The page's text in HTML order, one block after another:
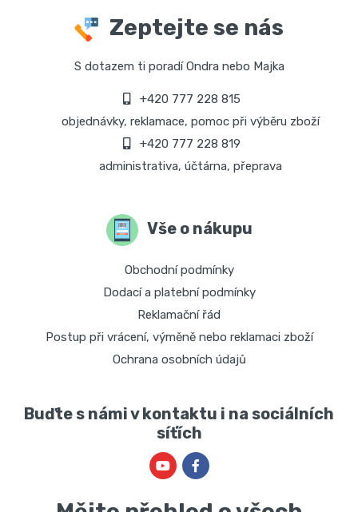
Zeptejte se nás
S dotazem ti poradí Ondra nebo Majka
+420 777 228 815
objednávky, reklamace, pomoc při výběru zboží
+420 777 228 819
administrativa, účtárna, přeprava
Vše o nákupu
Obchodní podmínky
Dodací a platební podmínky
Reklamační řád
Postup při vrácení, výměně nebo reklamaci zboží
Ochrana osobních údajů
Buďte s námi v kontaktu i na sociálních
síťích